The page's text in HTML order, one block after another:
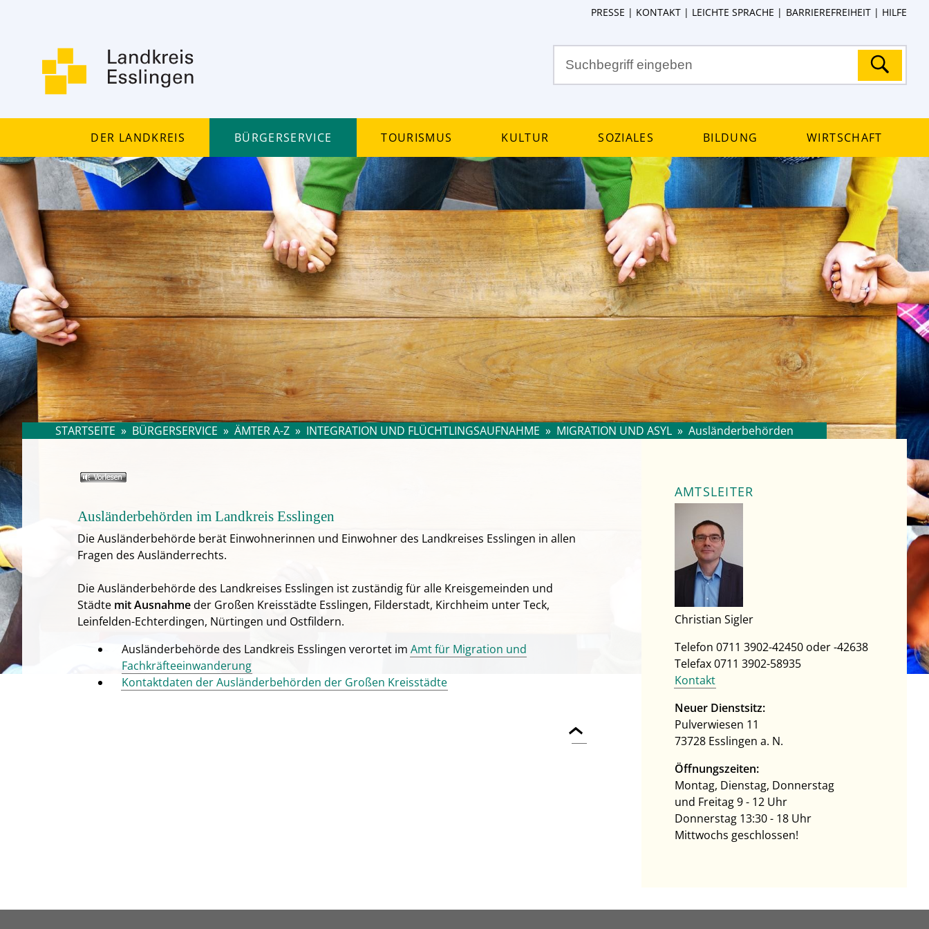
PRESSE KONTAKT LEICHTE SPRACHE BARRIEREFREIHEIT HILFE
Der Landkreis Bürgerservice Tourismus Kultur Soziales Bildung Wirtschaft
STARTSEITE » BÜRGERSERVICE » ÄMTER A-Z » INTEGRATION UND FLÜCHTLINGSAUFNAHME » MIGRATION UND ASYL » Ausländerbehörden
Ausländerbehörden im Landkreis Esslingen
Die Ausländerbehörde berät Einwohnerinnen und Einwohner des Landkreises Esslingen in allen
Fragen des Ausländerrechts.
Die Ausländerbehörde des Landkreises Esslingen ist zuständig für alle Kreisgemeinden und
Städte mit Ausnahmeder Großen Kreisstädte Esslingen, Filderstadt, Kirchheim unter Teck,
Leinfelden-Echterdingen, Nürtingen und Ostfildern.
Ausländerbehörde des Landkreis Esslingen verortet im Amt für Migration und
Fachkräfteeinwanderung
Kontaktdaten der Ausländerbehörden der Großen Kreisstädte
AMTSLEITER
Christian Sigler
Telefon 0711 3902-42450 oder -42638
Telefax 0711 3902-58935
Kontakt
Neuer Dienstsitz:
Pulverwiesen 11
73728 Esslingen a. N.
Öffnungszeiten:
Montag, Dienstag, Donnerstag
und Freitag 9 - 12 Uhr
Donnerstag 13:30 - 18 Uhr
Mittwochs geschlossen!